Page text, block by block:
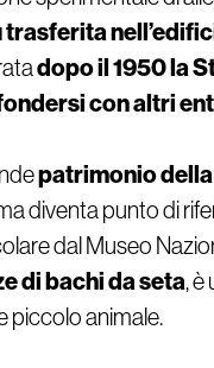
trasferita
dopo il 1950 la
con altri
patrimonio
diventa punto di
dal Museo
di bachi da seta, è
piccolo animale.